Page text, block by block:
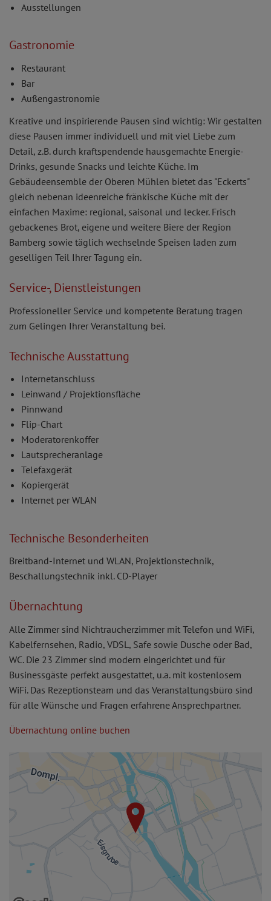
Ausstellungen
Gastronomie
Restaurant
Bar
Außengastronomie
Kreative und inspirierende Pausen sind wichtig: Wir gestalten
diese Pausen immer individuell und mit viel Liebe zum
Detail, z.B. durch kraftspendende hausgemachte Energie-
Drinks, gesunde Snacks und leichte Küche. Im
Gebäudeensemble der Oberen Mühlen bietet das "Eckerts"
gleich nebenan ideenreiche fränkische Küche mit der
einfachen Maxime: regional, saisonal und lecker. Frisch
gebackenes Brot, eigene und weitere Biere der Region
Bamberg sowie täglich wechselnde Speisen laden zum
geselligen Teil Ihrer Tagung ein.
Service-, Dienstleistungen
Professioneller Service und kompetente Beratung tragen
zum Gelingen Ihrer Veranstaltung bei.
Technische Ausstattung
Internetanschluss
Leinwand / Projektionsfläche
Pinnwand
Flip-Chart
Moderatorenkoffer
Lautsprecheranlage
Telefaxgerät
Kopiergerät
Internet per WLAN
Technische Besonderheiten
Breitband-Internet und WLAN, Projektionstechnik,
Beschallungstechnik inkl. CD-Player
Übernachtung
Alle Zimmer sind Nichtraucherzimmer mit Telefon und WiFi,
Kabelfernsehen, Radio, VDSL, Safe sowie Dusche oder Bad,
WC. Die 23 Zimmer sind modern eingerichtet und für
Businessgäste perfekt ausgestattet, u.a. mit kostenlosem
WiFi. Das Rezeptionsteam und das Veranstaltungsbüro sind
für alle Wünsche und Fragen erfahrene Ansprechpartner.
Übernachtung online buchen